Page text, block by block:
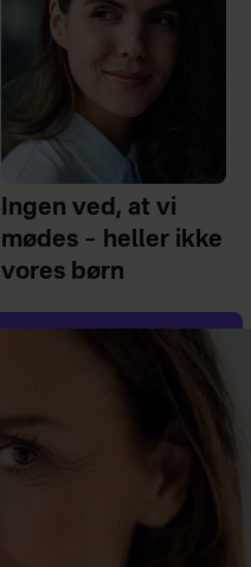
Ingen ved, at vi
mødes – heller ikke
vores børn